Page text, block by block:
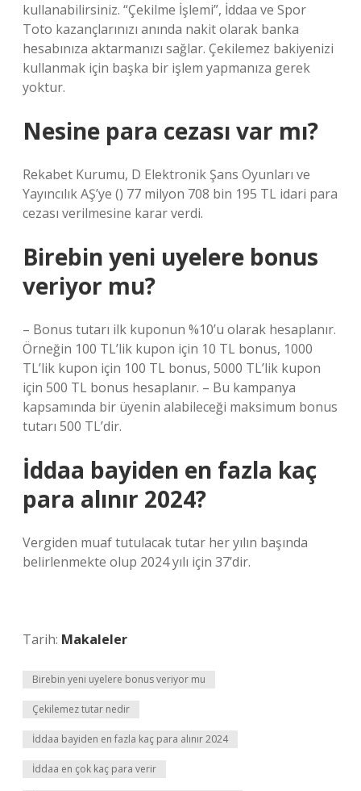
kullanabilirsiniz. “Çekilme İşlemi”, İddaa ve Spor
Toto kazançlarınızı anında nakit olarak banka
hesabınıza aktarmanızı sağlar. Çekilemez bakiyenizi
kullanmak için başka bir işlem yapmanıza gerek
yoktur.
Nesine para cezası var mı?
Rekabet Kurumu, D Elektronik Şans Oyunları ve
Yayıncılık AŞ’ye () 77 milyon 708 bin 195 TL idari para
cezası verilmesine karar verdi.
Birebin yeni uyelere bonus
veriyor mu?
– Bonus tutarı ilk kuponun %10’u olarak hesaplanır.
Örneğin 100 TL’lik kupon için 10 TL bonus, 1000
TL’lik kupon için 100 TL bonus, 5000 TL’lik kupon
için 500 TL bonus hesaplanır. – Bu kampanya
kapsamında bir üyenin alabileceği maksimum bonus
tutarı 500 TL’dir.
İddaa bayiden en fazla kaç
para alınır 2024?
Vergiden muaf tutulacak tutar her yılın başında
belirlenmekte olup 2024 yılı için 37’dir.
Tarih: Makaleler
Birebin yeni uyelere bonus veriyor mu
Çekilemez tutar nedir
İddaa bayiden en fazla kaç para alınır 2024
İddaa en çok kaç para verir